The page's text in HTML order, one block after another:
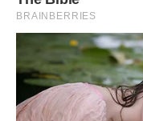
Очищену і промиту
Солодкий
промиваємо,
Гіркий перець, разом
кільцями: гостроту